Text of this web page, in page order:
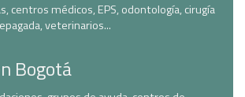
centros médicos, EPS, odontología, cirugía
veterinarios...
Bogotá